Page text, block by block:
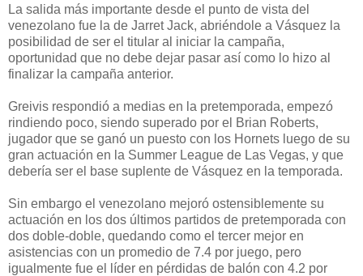
La salida más importante desde el punto de vista del
venezolano fue la de Jarret Jack, abriéndole a Vásquez la
posibilidad de ser el titular al iniciar la campaña,
oportunidad que no debe dejar pasar así como lo hizo al
finalizar la campaña anterior.
Greivis respondió a medias en la pretemporada, empezó
rindiendo poco, siendo superado por el Brian Roberts,
jugador que se ganó un puesto con los Hornets luego de su
gran actuación en la Summer League de Las Vegas, y que
debería ser el base suplente de Vásquez en la temporada.
Sin embargo el venezolano mejoró ostensiblemente su
actuación en los dos últimos partidos de pretemporada con
dos doble-doble, quedando como el tercer mejor en
asistencias con un promedio de 7.4 por juego, pero
igualmente fue el líder en pérdidas de balón con 4.2 por